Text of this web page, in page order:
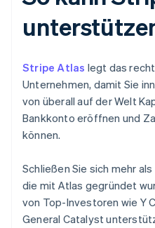
Stripe Atlas legt das
Unternehmen, damit Sie
von überall auf der Welt
Bankkonto eröffnen und
können.
Schließen Sie sich mehr
die mit Atlas gegründet
von Top-Investoren wie Y
General Catalyst